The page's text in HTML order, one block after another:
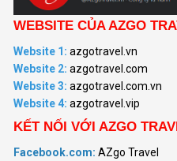
WEBSITE CỦA AZGO
Website 1: azgotravel.vn
Website 2: azgotravel.com
Website 3: azgotravel.com.vn
Website 4: azgotravel.vip
KẾT NỐI VỚI AZGO
Facebook.com: AZgo Travel